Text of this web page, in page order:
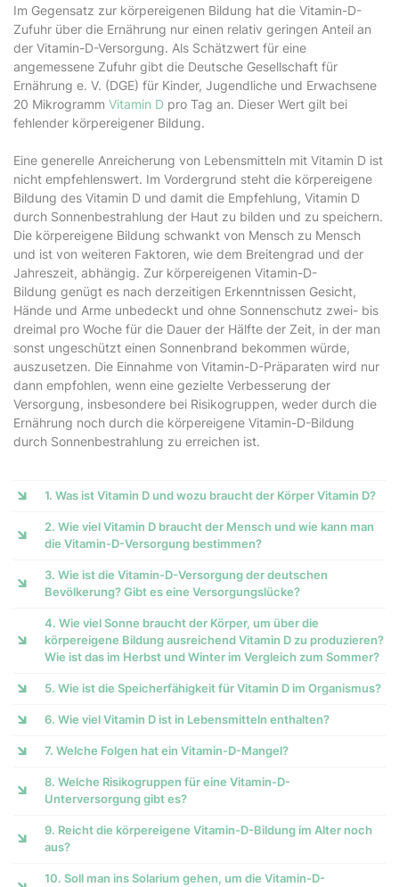
Im Gegensatz zur körpereigenen Bildung hat die Vitamin-D-
Zufuhr über die Ernährung nur einen relativ geringen Anteil an
der Vitamin-D-Versorgung. Als Schätzwert für eine
angemessene Zufuhr gibt die Deutsche Gesellschaft für
Ernährung e. V. (DGE) für Kinder, Jugendliche und Erwachsene
20 Mikrogramm Vitamin D pro Tag an. Dieser Wert gilt bei
fehlender körpereigener Bildung.
Eine generelle Anreicherung von Lebensmitteln mit Vitamin D ist
nicht empfehlenswert. Im Vordergrund steht die körpereigene
Bildung des Vitamin D und damit die Empfehlung, Vitamin D
durch Sonnenbestrahlung der Haut zu bilden und zu speichern.
Die körpereigene Bildung schwankt von Mensch zu Mensch
und ist von weiteren Faktoren, wie dem Breitengrad und der
Jahreszeit, abhängig. Zur körpereigenen Vitamin-D-
Bildung genügt es nach derzeitigen Erkenntnissen Gesicht,
Hände und Arme unbedeckt und ohne Sonnenschutz zwei- bis
dreimal pro Woche für die Dauer der Hälfte der Zeit, in der man
sonst ungeschützt einen Sonnenbrand bekommen würde,
auszusetzen. Die Einnahme von Vitamin-D-Präparaten wird nur
dann empfohlen, wenn eine gezielte Verbesserung der
Versorgung, insbesondere bei Risikogruppen, weder durch die
Ernährung noch durch die körpereigene Vitamin-D-Bildung
durch Sonnenbestrahlung zu erreichen ist.
1. Was ist Vitamin D und wozu braucht der Körper Vitamin D?
2. Wie viel Vitamin D braucht der Mensch und wie kann man
die Vitamin-D-Versorgung bestimmen?
3. Wie ist die Vitamin-D-Versorgung der deutschen
Bevölkerung? Gibt es eine Versorgungslücke?
4. Wie viel Sonne braucht der Körper, um über die
körpereigene Bildung ausreichend Vitamin D zu produzieren?
Wie ist das im Herbst und Winter im Vergleich zum Sommer?
5. Wie ist die Speicherfähigkeit für Vitamin D im Organismus?
6. Wie viel Vitamin D ist in Lebensmitteln enthalten?
7. Welche Folgen hat ein Vitamin-D-Mangel?
8. Welche Risikogruppen für eine Vitamin-D-
Unterversorgung gibt es?
9. Reicht die körpereigene Vitamin-D-Bildung im Alter noch
aus?
10. Soll man ins Solarium gehen, um die Vitamin-D-